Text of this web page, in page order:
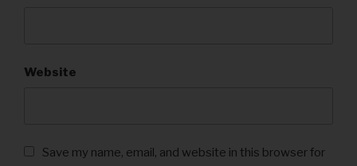
Website
Save my name, email, and website in this browser for